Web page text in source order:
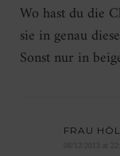
Wo hast du die
sie in genau
Sonst nur in
FRAU
08/12/2013 at